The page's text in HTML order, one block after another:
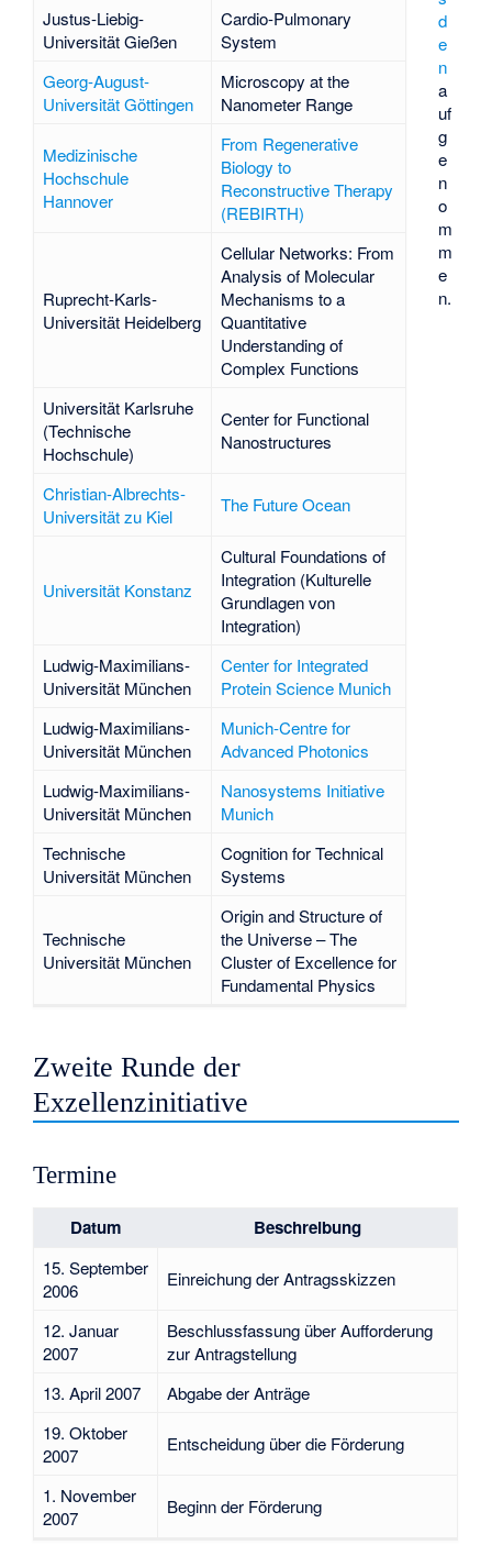
d
e
n
a
uf
g
e
n
o
m
m
e
n.
Justus-Liebig-
Universität Gießen
Cardio-Pulmonary
System
Georg-August-
Universität Göttingen
Microscopy at the
Nanometer Range
Medizinische
Hochschule
Hannover
From Regenerative
Biology to
Reconstructive Therapy
(REBIRTH)
Ruprecht-Karls-
Universität Heidelberg
Cellular Networks: From
Analysis of Molecular
Mechanisms to a
Quantitative
Understanding of
Complex Functions
Universität Karlsruhe
(Technische
Hochschule)
Center for Functional
Nanostructures
Christian-Albrechts-
Universität zu Kiel
The Future Ocean
Universität Konstanz
Cultural Foundations of
Integration (Kulturelle
Grundlagen von
Integration)
Ludwig-Maximilians-
Universität München
Center for Integrated
Protein Science Munich
Ludwig-Maximilians-
Universität München
Munich-Centre for
Advanced Photonics
Ludwig-Maximilians-
Universität München
Nanosystems Initiative
Munich
Technische
Universität München
Cognition for Technical
Systems
Technische
Universität München
Origin and Structure of
the Universe – The
Cluster of Excellence for
Fundamental Physics
Zweite Runde der
Exzellenzinitiative
Termine
Datum Beschreibung
15. September
2006
Einreichung der Antragsskizzen
12. Januar
2007
Beschlussfassung über Aufforderung
zur Antragstellung
13. April 2007
Abgabe der Anträge
19. Oktober
2007
Entscheidung über die Förderung
1. November
2007
Beginn der Förderung